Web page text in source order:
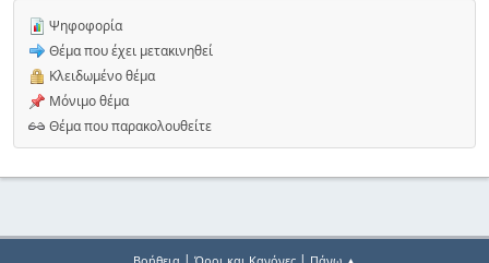
Ψηφοφορία
Θέμα που έχει μετακινηθεί
Κλειδωμένο θέμα
Μόνιμο θέμα
Θέμα που παρακολουθείτε